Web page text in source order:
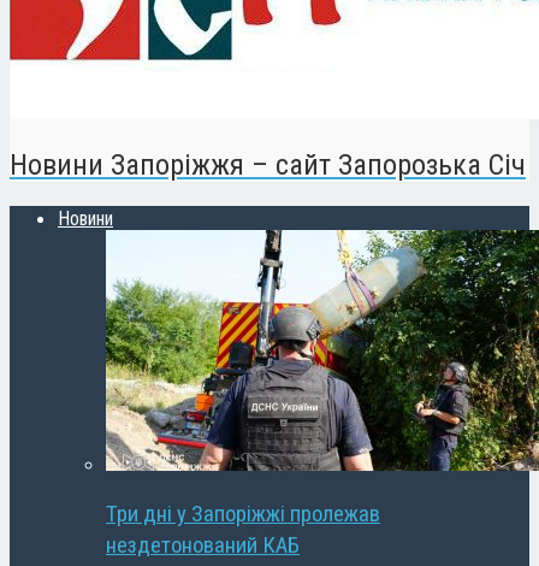
Новини Запоріжжя – сайт Запорозька Січ
Новини
Три дні у Запоріжжі пролежав
нездетонований КАБ